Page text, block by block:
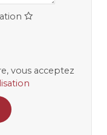
vous acceptez